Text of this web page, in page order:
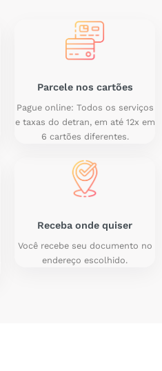
Parcele nos cartões
Pague online: Todos os serviços
e taxas do detran, em até 12x em
6 cartões diferentes.
Receba onde quiser
Você recebe seu documento no
endereço escolhido.